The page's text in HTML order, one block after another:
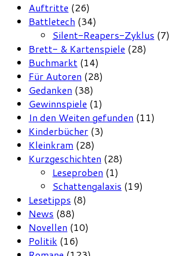
Auftritte (26)
Battletech (34)
Silent-Reapers-Zyklus (7)
Brett- & Kartenspiele (28)
Buchmarkt (14)
Für Autoren (28)
Gedanken (38)
Gewinnspiele (1)
In den Weiten gefunden (11)
Kinderbücher (3)
Kleinkram (28)
Kurzgeschichten (28)
Leseproben (1)
Schattengalaxis (19)
Lesetipps (8)
News (88)
Novellen (10)
Politik (16)